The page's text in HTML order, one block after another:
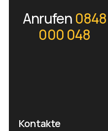
Anrufen 0848
000 048
Kontakte